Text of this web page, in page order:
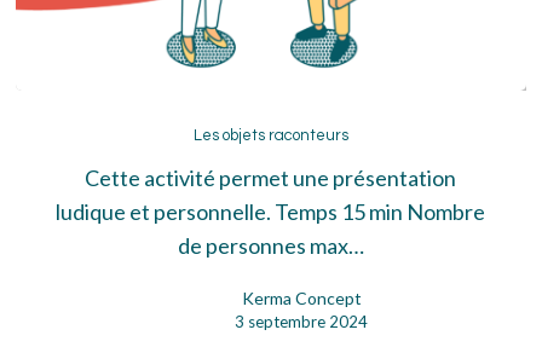
objets
raconteurs
Les objets raconteurs
Cette activité permet une présentation
ludique et personnelle. Temps 15 min Nombre
de personnes max…
Kerma Concept
3 septembre 2024